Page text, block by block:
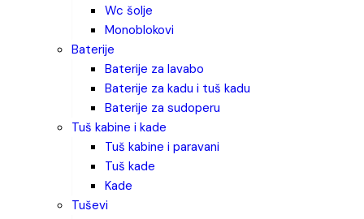
wc šolje
monoblokovi
baterije
baterije za lavabo
baterije za kadu i tuš kadu
baterije za sudoperu
tuš kabine i kade
tuš kabine i paravani
tuš kade
kade
tuševi